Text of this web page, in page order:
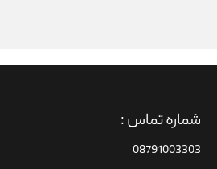
شماره تماس :
08791003303